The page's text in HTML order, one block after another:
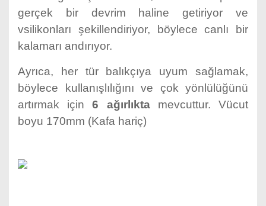
gerçek bir devrim haline getiriyor ve
vsilikonları şekillendiriyor, böylece canlı bir
kalamarı andırıyor.
Ayrıca, her tür balıkçıya uyum sağlamak,
böylece kullanışlılığını ve çok yönlülüğünü
artırmak için6 ağırlıktamevcuttur. Vücut
boyu 170mm (Kafa hariç)